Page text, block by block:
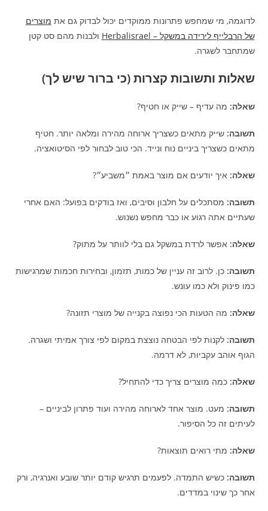
לדוגמה, מי שמחפש פתרונות ממוקדים יכול לבדוק גם את מוצרים
של הרבלייף לירידה במשקל – Herbalisrael
ולבנות מהם סט קטן
שמתחבר לשגרה.
שאלות ותשובות קצרות (כי ברור שיש לך)
שאלה: מה עדיף – שייק או חטיף?
תשובה: שייק מתאים כשצריך ארוחה מהירה ומלאה יותר. חטיף
מתאים כשצריך ביניים נוח ונייד. הכי טוב לבחור לפי הסיטואציה.
שאלה: איך יודעים אם מוצר באמת ״משביע״?
תשובה: מסתכלים על חלבון וסיבים, ואז בודקים בפועל: האם אחרי
שעתיים אתה רגוע או כבר מחפש נשנוש.
שאלה: אפשר לרדת במשקל גם בלי לוותר על מתוק?
תשובה: כן. לרוב זה עניין של כמות, תזמון, ובחירות חכמות שמרגישות
כמו פינוק ולא כמו עונש.
שאלה: מה הטעות הכי נפוצה בקנייה של מוצרי תזונה?
תשובה: לקנות לפי הבטחה נוצצת במקום לפי צורך אמיתי ושגרה.
הגוף אוהב עקביות, לא דרמה.
שאלה: כמה מוצרים צריך כדי להתחיל?
תשובה: מעט. מוצר אחד לארוחה מהירה ועוד פתרון לביניים –
לעיתים זה כל הסיפור.
שאלה: מתי רואים תוצאות?
תשובה: כשיש התמדה. לפעמים תרגיש קודם יותר שובע ואנרגיה, ורק
אחר כך שינוי במדדים.